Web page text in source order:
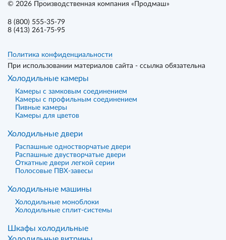
© 2026 Производственная компания «Продмаш»
8 (800) 555-35-79
8 (413) 261-75-95
Политика конфиденциальности
При использовании материалов сайта - ссылка обязательна
Холодильные камеры
Камеры с замковым соединением
Камеры с профильным соединением
Пивные камеры
Камеры для цветов
Холодильные двери
Распашные одностворчатые двери
Распашные двустворчатые двери
Откатные двери легкой серии
Полосовые ПВХ-завесы
Холодильные машины
Холодильные моноблоки
Холодильные сплит-системы
Шкафы холодильные